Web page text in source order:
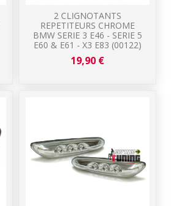
2 CLIGNOTANTS
REPETITEURS CHROME
BMW SERIE 3 E46 - SERIE 5
E60 & E61 - X3 E83 (00122)
19,90 €